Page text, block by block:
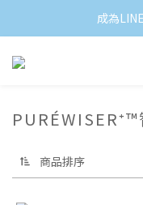
成為
商品排序